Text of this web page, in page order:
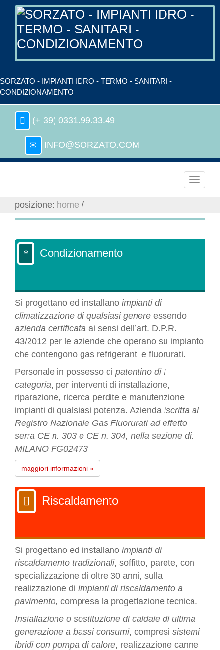
SORZATO - IMPIANTI IDRO - TERMO - SANITARI -
CONDIZIONAMENTO
(+ 39) 0331.99.33.49
INFO@SORZATO.COM
Toggle
posizione: home /
Condizionamento
Si progettano ed installano impianti di
climatizzazione di qualsiasi genere essendo
azienda certificata ai sensi dell’art. D.P.R.
43/2012 per le aziende che operano su impianto
che contengono gas refrigeranti e fluorurati.
Personale in possesso di patentino di I
categoria, per interventi di installazione,
riparazione, ricerca perdite e manutenzione
impianti di qualsiasi potenza. Azienda iscritta al
Registro Nazionale Gas Fluorurati ad effetto
serra CE n. 303 e CE n. 304, nella sezione di:
MILANO FG02473
maggiori informazioni »
Riscaldamento
Si progettano ed installano impianti di
riscaldamento tradizionali, soffitto, parete, con
specializzazione di oltre 30 anni, sulla
realizzazione di impianti di riscaldamento a
pavimento, compresa la progettazione tecnica.
Installazione o sostituzione di caldaie di ultima
generazione a bassi consumi, compresi sistemi
ibridi con pompa di calore, realizzazione canne